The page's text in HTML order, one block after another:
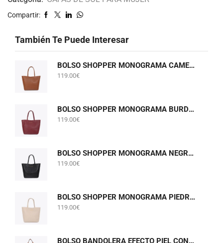
Compartir:
También Te Puede Interesar
BOLSO SHOPPER MONOGRAMA CAMEL LOLA CASADEMUNT LF2604075
119.00€
BOLSO SHOPPER MONOGRAMA BURDEOS LOLA CASADEMUNT LF2604075
119.00€
BOLSO SHOPPER MONOGRAMA NEGRO LOLA CASADEMUNT LF2604075
119.00€
BOLSO SHOPPER MONOGRAMA PIEDRA GRIS PERLADO LOLA CASADEMUNT LF2604075
119.00€
BOLSO BANDOLERA EFECTO PIEL CON POMPONES NARANJA LOLA CASADEMUNT LF2604058